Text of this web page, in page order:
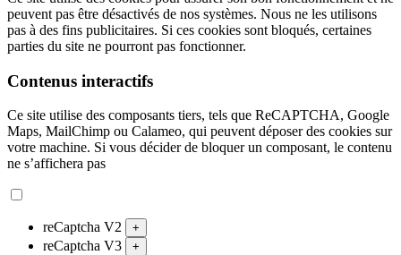
peuvent pas être désactivés de nos systèmes. Nous ne les utilisons
pas à des fins publicitaires. Si ces cookies sont bloqués, certaines
parties du site ne pourront pas fonctionner.
Contenus interactifs
Ce site utilise des composants tiers, tels que ReCAPTCHA, Google
Maps, MailChimp ou Calameo, qui peuvent déposer des cookies sur
votre machine. Si vous décider de bloquer un composant, le contenu
ne s’affichera pas
reCaptcha V2 +
reCaptcha V3 +